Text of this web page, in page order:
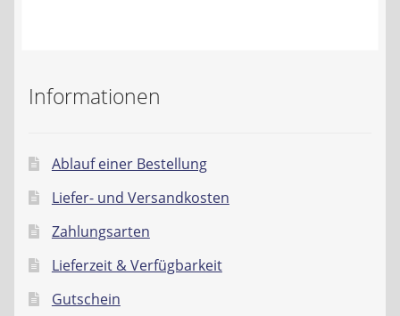
Widerrufsbelehrung
Datenschutzerklärung
Impressum
Informationen
Ablauf einer Bestellung
Liefer- und Versandkosten
Zahlungsarten
Lieferzeit & Verfügbarkeit
Gutschein